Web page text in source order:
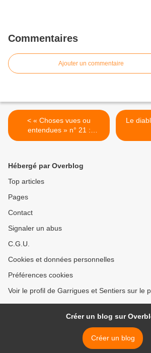
Commentaires
Ajouter un commentaire
< « Choses vues ou
entendues » n° 21 :
Nos chers médecins
Hébergé par Overblog
Top articles
Pages
Contact
Signaler un abus
C.G.U.
Cookies et données personnelles
Préférences cookies
Voir le profil de Garrigues et Sentiers sur le
Créer un blog sur
Créer un blog